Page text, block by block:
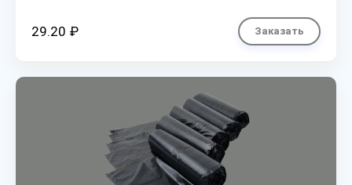
29.20 ₽ Заказать